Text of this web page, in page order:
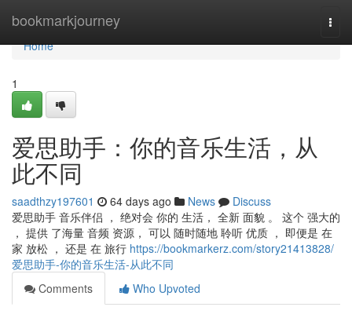
bookmarkjourney
Home
Home
1
爱思助手：你的音乐生活，从
此不同
saadthzy197601 64 days ago News
Discuss
爱思助手 音乐伴侣 ， 绝对会 你的 生活， 全新 面貌 。 这个 强大的
， 提供 了海量 音频 资源， 可以 随时随地 聆听 优质 ， 即便是 在
家 放松 ， 还是 在 旅行 https://bookmarkerz.com/story21413828/
爱思助手-你的音乐生活-从此不同
Comments
Who Upvoted